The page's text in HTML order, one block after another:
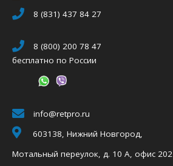
8 (831) 437 84 27
8 (800) 200 78 47
бесплатно по России
info@retpro.ru
603138, Нижний Новгород,
Мотальный переулок, д. 10 А, офис 202